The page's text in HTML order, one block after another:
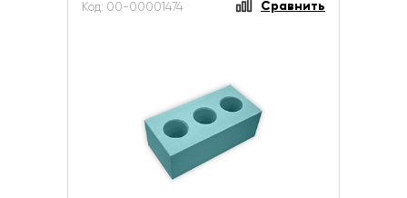
Код: 00-00001474 Сравнить